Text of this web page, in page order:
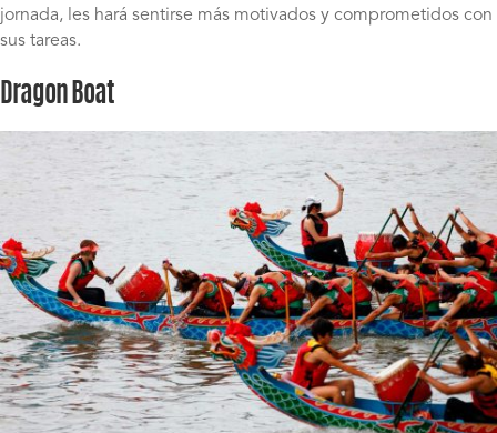
jornada, les hará sentirse más motivados y comprometidos con
sus tareas.
Dragon Boat